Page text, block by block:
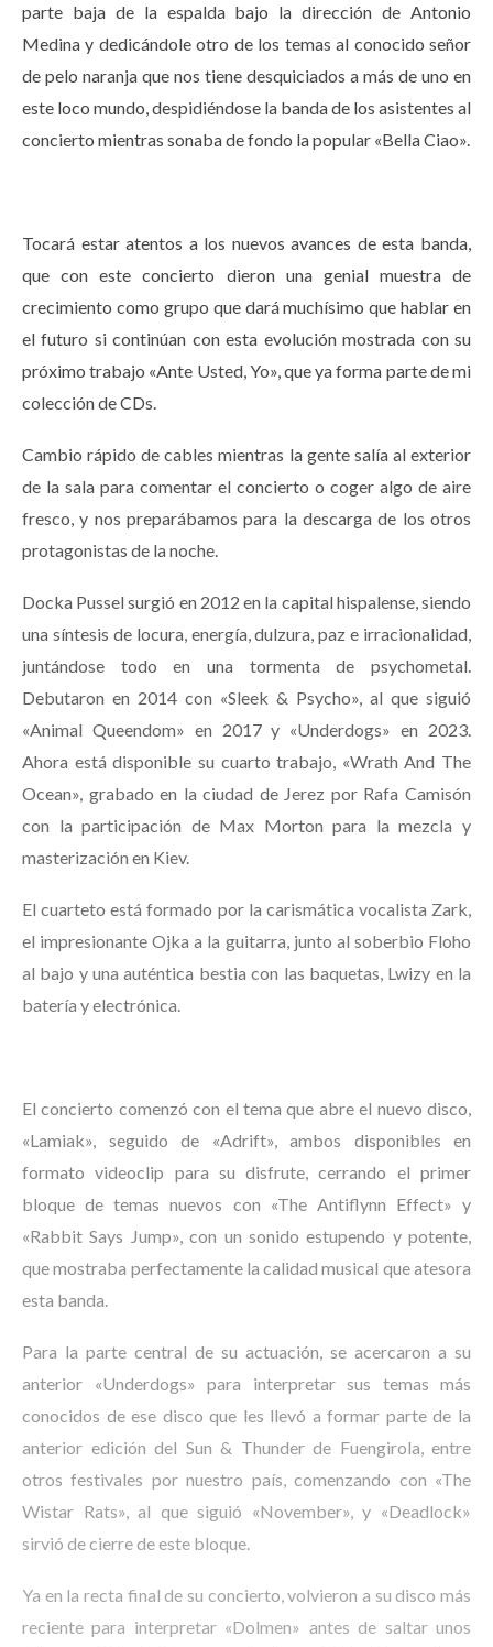
parte baja de la espalda bajo la dirección de Antonio
Medina y dedicándole otro de los temas al conocido señor
de pelo naranja que nos tiene desquiciados a más de uno en
este loco mundo, despidiéndose la banda de los asistentes al
concierto mientras sonaba de fondo la popular «Bella Ciao».
Tocará estar atentos a los nuevos avances de esta banda,
que con este concierto dieron una genial muestra de
crecimiento como grupo que dará muchísimo que hablar en
el futuro si continúan con esta evolución mostrada con su
próximo trabajo «Ante Usted, Yo», que ya forma parte de mi
colección de CDs.
Cambio rápido de cables mientras la gente salía al exterior
de la sala para comentar el concierto o coger algo de aire
fresco, y nos preparábamos para la descarga de los otros
protagonistas de la noche.
Docka Pussel surgió en 2012 en la capital hispalense, siendo
una síntesis de locura, energía, dulzura, paz e irracionalidad,
juntándose todo en una tormenta de psychometal.
Debutaron en 2014 con «Sleek & Psycho», al que siguió
«Animal Queendom» en 2017 y «Underdogs» en 2023.
Ahora está disponible su cuarto trabajo, «Wrath And The
Ocean», grabado en la ciudad de Jerez por Rafa Camisón
con la participación de Max Morton para la mezcla y
masterización en Kiev.
El cuarteto está formado por la carismática vocalista Zark,
el impresionante Ojka a la guitarra, junto al soberbio Floho
al bajo y una auténtica bestia con las baquetas, Lwizy en la
batería y electrónica.
El concierto comenzó con el tema que abre el nuevo disco,
«Lamiak», seguido de «Adrift», ambos disponibles en
formato videoclip para su disfrute, cerrando el primer
bloque de temas nuevos con «The Antiflynn Effect» y
«Rabbit Says Jump», con un sonido estupendo y potente,
que mostraba perfectamente la calidad musical que atesora
esta banda.
Para la parte central de su actuación, se acercaron a su
anterior «Underdogs» para interpretar sus temas más
conocidos de ese disco que les llevó a formar parte de la
anterior edición del Sun & Thunder de Fuengirola, entre
otros festivales por nuestro país, comenzando con «The
Wistar Rats», al que siguió «November», y «Deadlock»
sirvió de cierre de este bloque.
Ya en la recta final de su concierto, volvieron a su disco más
reciente para interpretar «Dolmen» antes de saltar unos